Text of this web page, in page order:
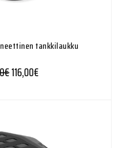
tankkilaukku
€116,00€